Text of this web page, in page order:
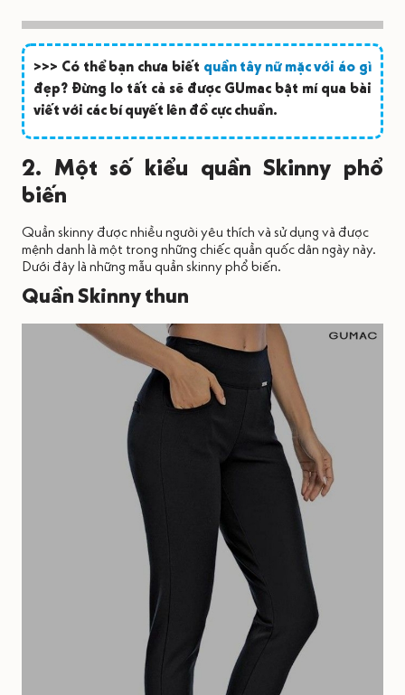
>>> Có thể bạn chưa biết quần tây nữ mặc với áo gì
đẹp? Đừng lo tất cả sẽ được GUmac bật mí qua bài
viết với các bí quyết lên đồ cực chuẩn.
2. Một số kiểu quần Skinny phổ
biến
Quần skinny được nhiều người yêu thích và sử dụng và được
mệnh danh là một trong những chiếc quần quốc dân ngày này.
Dưới đây là những mẫu quần skinny phổ biến.
Quần Skinny thun